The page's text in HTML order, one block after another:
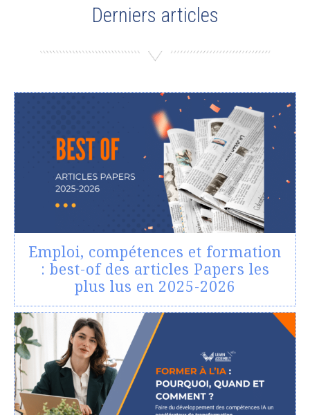
Derniers articles
Emploi, compétences et formation
: best-of des articles Papers les
plus lus en 2025-2026